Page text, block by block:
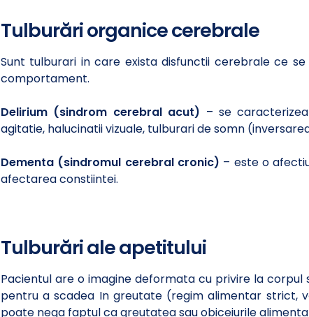
Tulburări organice cerebrale
Sunt tulburari in care exista disfunctii cerebrale ce
comportament.
Delirium (sindrom cerebral acut) – se
agitatie, halucinatii vizuale, tulburari de somn
Dementa (sindromul cerebral cronic) – este o
afectarea constiintei.
Tulburări ale apetitului
Pacientul are o imagine deformata cu privire la
pentru a scadea In greutate (regim alimentar strict,
poate nega faptul ca greutatea sau obiceiurile